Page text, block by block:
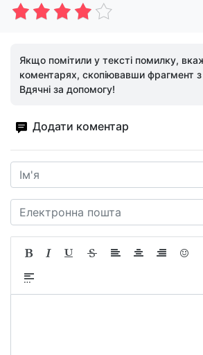
Якщо помітили у тексті помилку,
коментарях, скопіювавши фрагмент
Вдячні за допомогу!
Додати коментар